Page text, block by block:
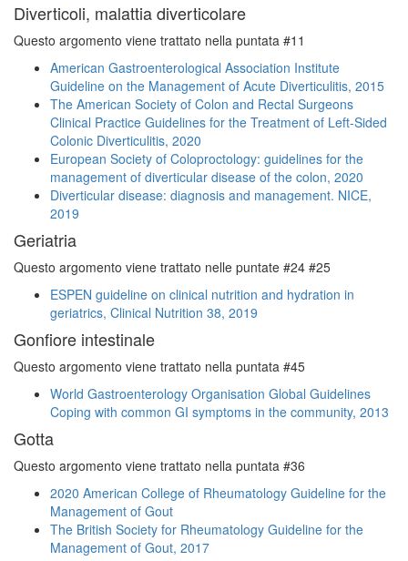
Diverticoli, malattia diverticolare
Questo argomento viene trattato nella puntata #11
American Gastroenterological Association Institute
Guideline on the Management of Acute Diverticulitis, 2015
The American Society of Colon and Rectal Surgeons
Clinical Practice Guidelines for the Treatment of Left-Sided
Colonic Diverticulitis, 2020
European Society of Coloproctology: guidelines for the
management of diverticular disease of the colon, 2020
Diverticular disease: diagnosis and management. NICE,
2019
Geriatria
Questo argomento viene trattato nelle puntate #24 #25
ESPEN guideline on clinical nutrition and hydration in
geriatrics, Clinical Nutrition 38, 2019
Gonfiore intestinale
Questo argomento viene trattato nella puntata #45
World Gastroenterology Organisation Global Guidelines
Coping with common GI symptoms in the community, 2013
Gotta
Questo argomento viene trattato nella puntata #36
2020 American College of Rheumatology Guideline for the
Management of Gout
The British Society for Rheumatology Guideline for the
Management of Gout, 2017